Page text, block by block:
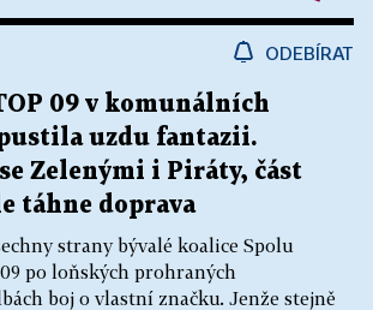
ODEBÍRAT
09 v komunálních
uzdu fantazii.
Zelenými i Piráty, část
táhne doprava
strany bývalé koalice Spolu
po loňských prohraných
boj o vlastní značku. Jenže stejně